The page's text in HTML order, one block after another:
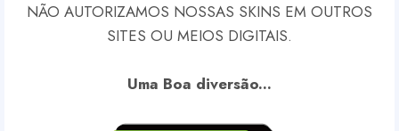
NÃO AUTORIZAMOS NOSSAS SKINS EM OUTROS
SITES OU MEIOS DIGITAIS.
Uma Boa diversão...